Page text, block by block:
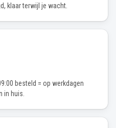
klaar terwijl je wacht.
besteld = op werkdagen
in huis.